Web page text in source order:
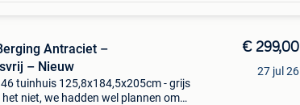
Antraciet –
– Nieuw
tuinhuis 125,8x184,5x205cm - grijs
niet, we hadden wel plannen om
€ 299,00
27 jul 26